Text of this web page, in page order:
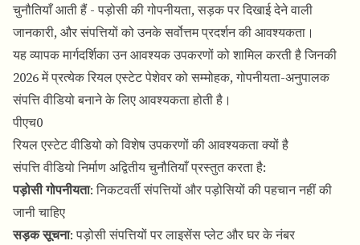
चुनौतियाँ आती हैं - पड़ोसी की गोपनीयता, सड़क पर दिखाई देने वाली
जानकारी, और संपत्तियों को उनके सर्वोत्तम प्रदर्शन की आवश्यकता।
यह व्यापक मार्गदर्शिका उन आवश्यक उपकरणों को शामिल करती है जिनकी
2026 में प्रत्येक रियल एस्टेट पेशेवर को सम्मोहक, गोपनीयता-अनुपालक
संपत्ति वीडियो बनाने के लिए आवश्यकता होती है।
पीएच0
रियल एस्टेट वीडियो को विशेष उपकरणों की आवश्यकता क्यों है
संपत्ति वीडियो निर्माण अद्वितीय चुनौतियाँ प्रस्तुत करता है:
पड़ोसी गोपनीयता: निकटवर्ती संपत्तियों और पड़ोसियों की पहचान नहीं की
जानी चाहिए
सड़क सूचना: पड़ोसी संपत्तियों पर लाइसेंस प्लेट और घर के नंबर